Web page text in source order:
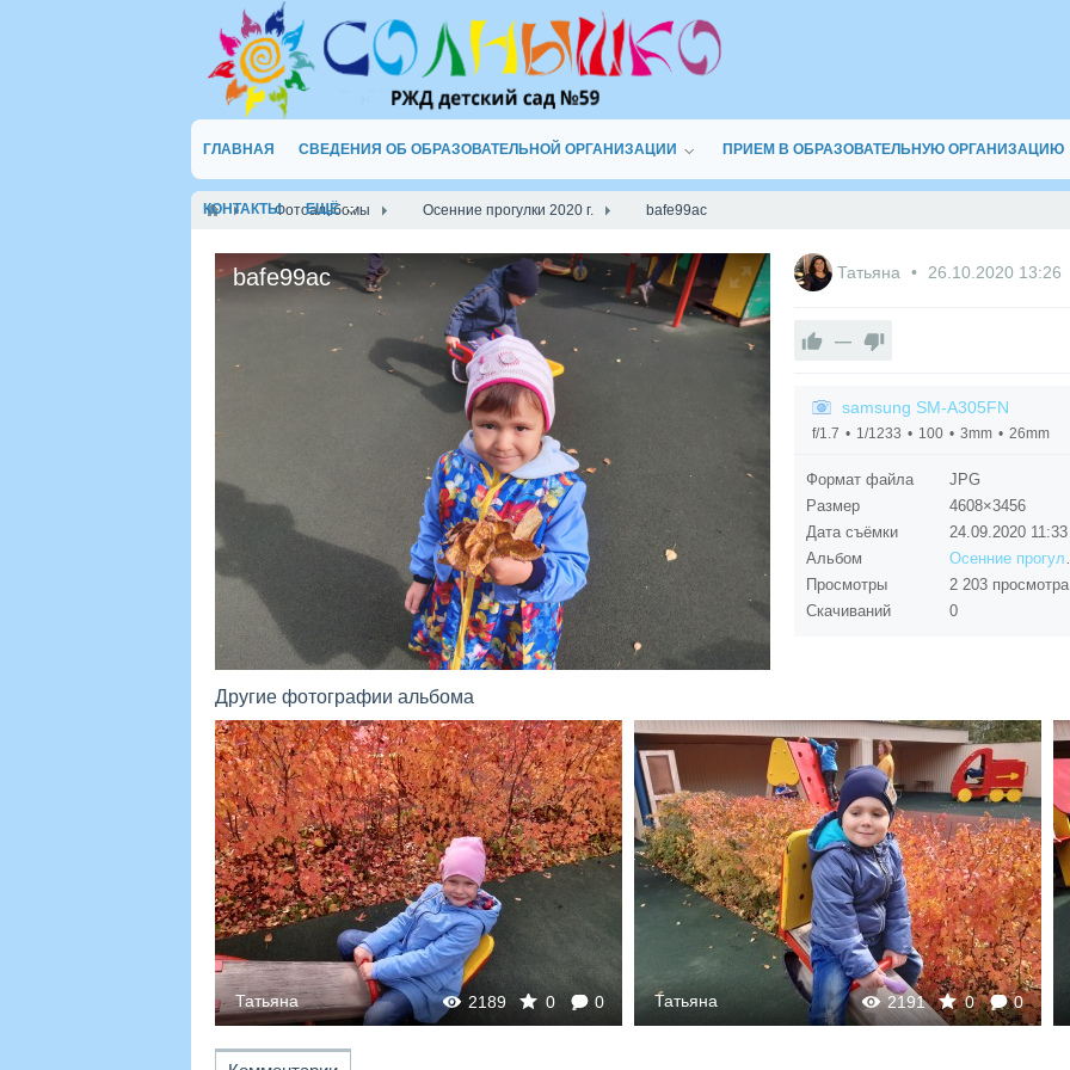
ГЛАВНАЯ СВЕДЕНИЯ ОБ ОБРАЗОВАТЕЛЬНОЙ ОРГАНИЗАЦИИ ПРИЕМ В ОБРАЗОВАТЕЛЬНУЮ ОРГАНИЗАЦИЮ
КОНТАКТЫ ЕЩЁ
Фотоальбомы Осенние прогулки 2020 г. bafe99ac
bafe99ac Татьяна 26.10.2020 13:26
—
samsung SM-A305FN
f/1.7 1/1233 100 3mm 26mm
Формат файла
JPG
Размер
4608×3456
Дата съёмки
24.09.2020 11:33
Альбом
Просмотры
2 203 просмотра
Скачиваний
0
Другие фотографии альбома
2189 0 0
Татьяна 2191 0 0
Татьяна